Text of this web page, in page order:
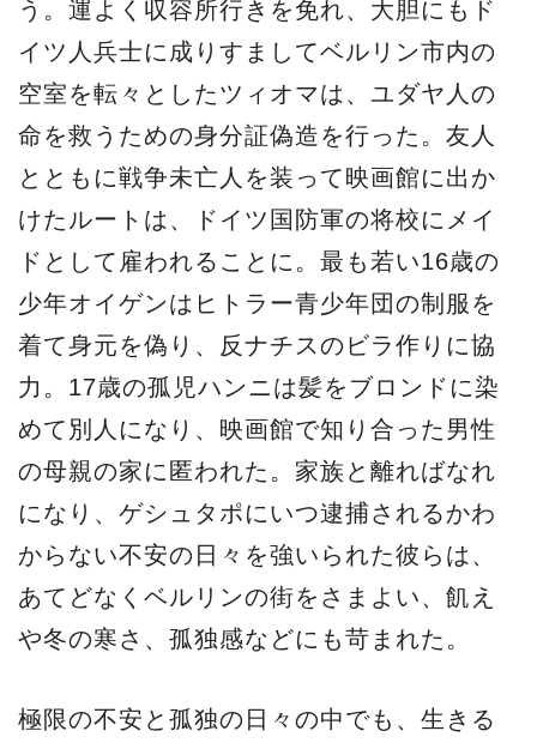
う。運よく収容所行きを免れ、大胆にもド
イツ人兵士に成りすましてベルリン市内の
空室を転々としたツィオマは、ユダヤ人の
命を救うための身分証偽造を行った。友人
とともに戦争未亡人を装って映画館に出か
けたルートは、ドイツ国防軍の将校にメイ
ドとして雇われることに。最も若い16歳の
少年オイゲンはヒトラー青少年団の制服を
着て身元を偽り、反ナチスのビラ作りに協
力。17歳の孤児ハンニは髪をブロンドに染
めて別人になり、映画館で知り合った男性
の母親の家に匿われた。家族と離ればなれ
になり、ゲシュタポにいつ逮捕されるかわ
からない不安の日々を強いられた彼らは、
あてどなくベルリンの街をさまよい、飢え
や冬の寒さ、孤独感などにも苛まれた。
極限の不安と孤独の日々の中でも、生きる